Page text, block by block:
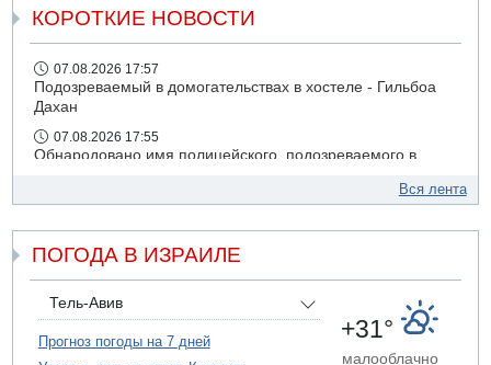
КОРОТКИЕ НОВОСТИ
07.08.2026 17:57
Подозреваемый в домогательствах в хостеле - Гильбоа
Дахан
07.08.2026 17:55
Обнародовано имя полицейского, подозреваемого в
07.08.2026 17:51
пострадал
07.08.2026 13:47
Ливанская армия сообщила о ранении солдата
Вся лента
ПОГОДА В ИЗРАИЛЕ
Тель-Авив
Прогноз погоды на 7 дней
+31°
малооблачно